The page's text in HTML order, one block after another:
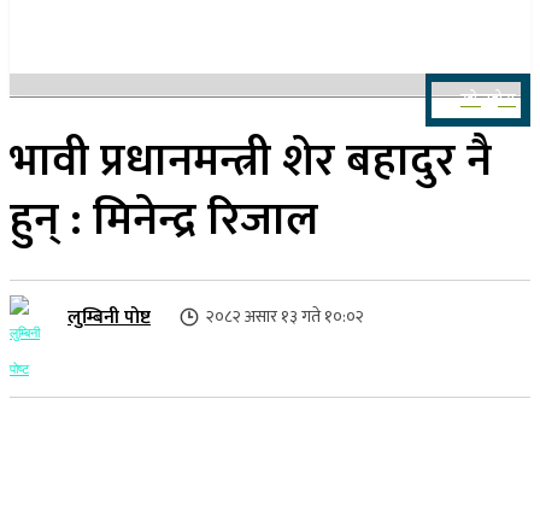
खोज्नुहोस
भावी प्रधानमन्त्री शेर बहादुर नै
हुन् : मिनेन्द्र रिजाल
लुम्बिनी पोष्ट २०८२ असार १३ गते १०:०२